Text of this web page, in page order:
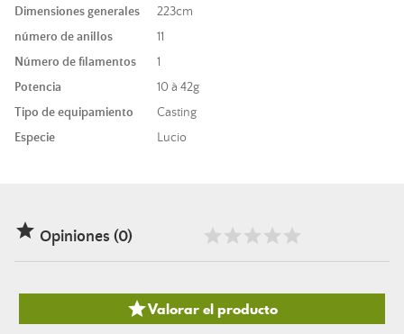
Dimensiones generales
223cm
número de anillos
11
Número de filamentos
1
Potencia
10 à 42g
Tipo de equipamiento
Casting
Especie
Lucio
 Opiniones (0)
Valorar el producto